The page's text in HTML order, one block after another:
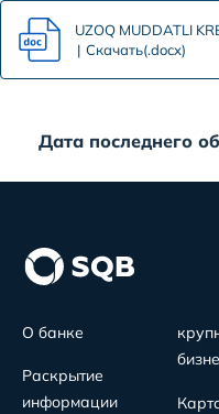
UZOQ MUDDATLI
Скачать(.docx)
Дата последнего
О банке
Раскрытие
информации